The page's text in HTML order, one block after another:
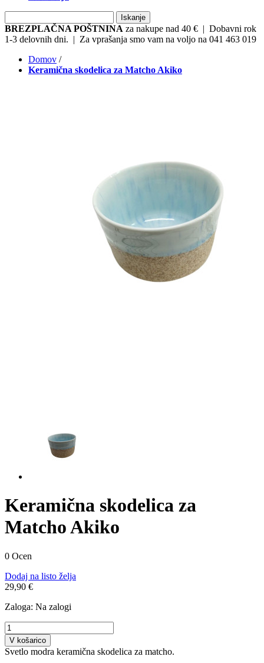
Iskanje
BREZPLAČNA POŠTNINA za nakupe nad 40 € | Dobavni rok
1-3 delovnih dni. | Za vprašanja smo vam na voljo na 041 463 019
Domov /
Keramična skodelica za Matcho Akiko
Keramična skodelica za
Matcho Akiko
0 Ocen
Dodaj na listo želja
29,90 €
Zaloga: Na zalogi
V košarico
Svetlo modra keramična skodelica za matcho.